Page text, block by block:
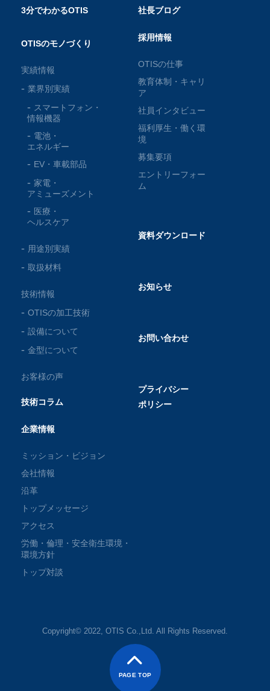
3分でわかるOTIS
OTISのモノづくり
実績情報
業界別実績
スマートフォン・
情報機器
電池・
エネルギー
EV・車載部品
家電・
アミューズメント
医療・
ヘルスケア
用途別実績
取扱材料
技術情報
OTISの加工技術
設備について
金型について
お客様の声
技術コラム
企業情報
ミッション・ビジョン
会社情報
沿革
トップメッセージ
アクセス
労働・倫理・安全衛生環境・
環境方針
トップ対談
社長ブログ
採用情報
OTISの仕事
教育体制・キャリ
ア
社員インタビュー
福利厚生・働く環
境
募集要項
エントリーフォー
ム
資料ダウンロード
お知らせ
お問い合わせ
プライバシー
ポリシー
Copyright© 2022, OTIS Co.,Ltd. All Rights Reserved.
PAGE TOP